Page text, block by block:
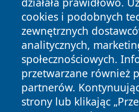
cookies i podobnych
zewnętrznych
analitycznych,
społecznościowych.
przetwarzane również
partnerów.
strony lub klikając
Copyright © 2026 portalzory.pl